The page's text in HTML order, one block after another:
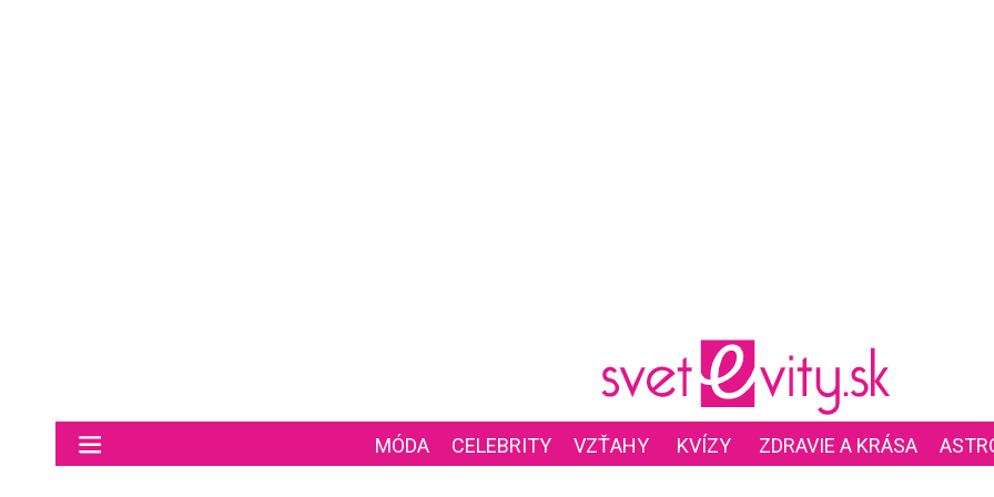
MÓDA CELEBRITY VZŤAHY KVÍZY ZDRAVIE A KRÁSA